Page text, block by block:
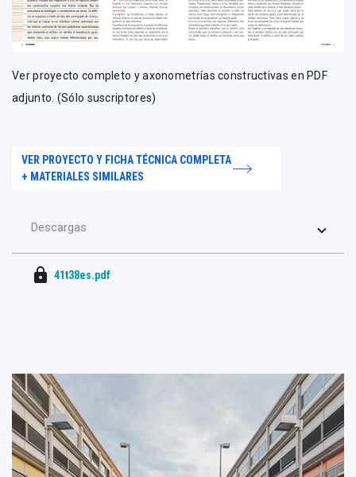
Ver proyecto completo y axonometrías constructivas en PDF
adjunto. (Sólo suscriptores)
VER PROYECTO Y FICHA TÉCNICA COMPLETA
+ MATERIALES SIMILARES
Descargas
lock 41t38es.pdf